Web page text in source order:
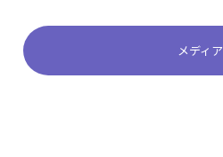
メディア